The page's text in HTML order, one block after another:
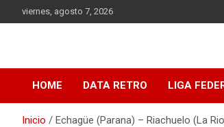
al
viernes, agosto 7, 2026
DATA Basquet
HOME DATA RETRO LIGA
Inicio Echagüe (Parana) – Riachuelo (La